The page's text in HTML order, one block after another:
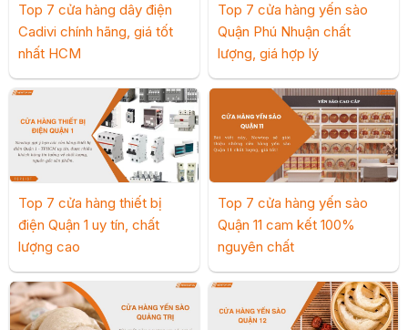
Top 7 cửa hàng dây điện
Cadivi chính hãng, giá tốt
nhất HCM
Top 7 cửa hàng yến sào
Quận Phú Nhuận chất
lượng, giá hợp lý
Top 7 cửa hàng thiết bị
điện Quận 1 uy tín, chất
lượng cao
Top 7 cửa hàng yến sào
Quận 11 cam kết 100%
nguyên chất